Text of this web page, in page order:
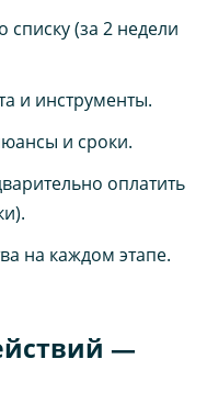
списку (за 2 недели
и инструменты.
и сроки.
оплатить
на каждом этапе.
—